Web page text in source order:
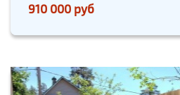
910 000 руб